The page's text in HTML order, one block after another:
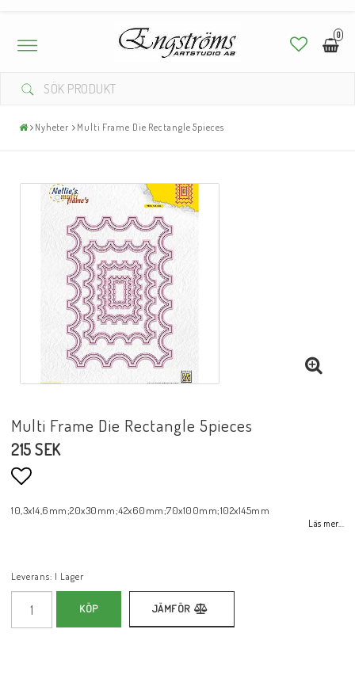
0
Toggle
navigation
Nyheter Multi Frame Die Rectangle 5pieces
Multi Frame Die Rectangle 5pieces
215 SEK
Lägg till i favoritlistan
10,3x14,6mm;20x30mm;42x60mm;70x100mm;102x145mm
Läs mer...
Leverans: I Lager
KÖP JÄMFÖR